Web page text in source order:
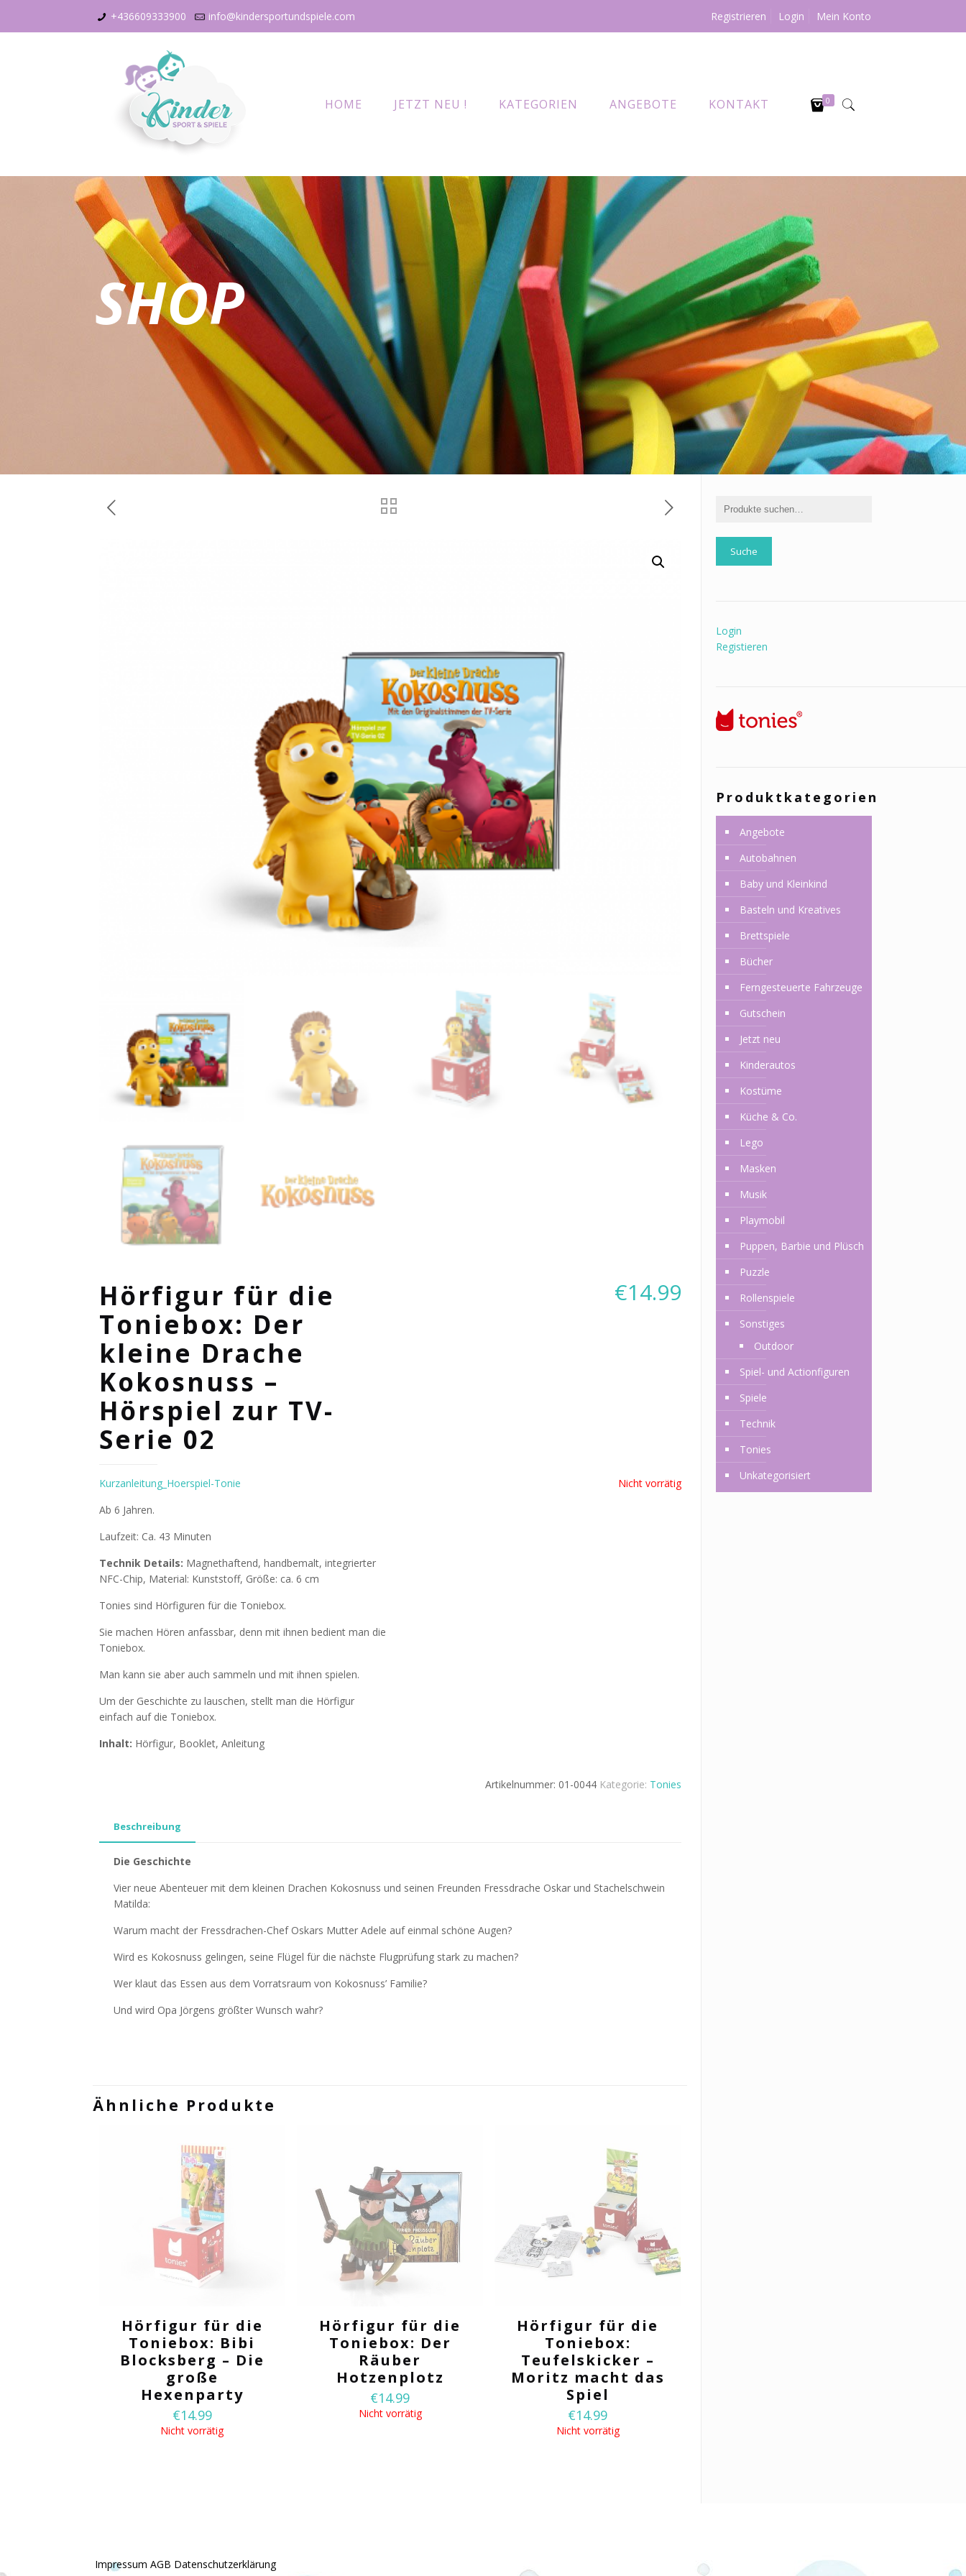
+436609333900 info@kindersportundspiele.com Registrieren Login Mein Konto
HOME JETZT NEU ! KATEGORIEN ANGEBOTE KONTAKT 0
SHOP
Hörfigur für die
Toniebox: Der
kleine Drache
Kokosnuss –
Hörspiel zur TV-
Serie 02
€14.99
Kurzanleitung_Hoerspiel-Tonie
Ab 6 Jahren.
Laufzeit: Ca. 43 Minuten
Technik Details: Magnethaftend, handbemalt, integrierter
NFC-Chip, Material: Kunststoff, Größe: ca. 6 cm
Tonies sind Hörfiguren für die Toniebox.
Sie machen Hören anfassbar, denn mit ihnen bedient man die
Toniebox.
Man kann sie aber auch sammeln und mit ihnen spielen.
Um der Geschichte zu lauschen, stellt man die Hörfigur
einfach auf die Toniebox.
Inhalt: Hörfigur, Booklet, Anleitung
Nicht vorrätig
Artikelnummer: 01-0044 Kategorie: Tonies
Beschreibung
Die Geschichte
Vier neue Abenteuer mit dem kleinen Drachen Kokosnuss und seinen Freunden Fressdrache Oskar und Stachelschwein
Matilda:
Warum macht der Fressdrachen-Chef Oskars Mutter Adele auf einmal schöne Augen?
Wird es Kokosnuss gelingen, seine Flügel für die nächste Flugprüfung stark zu machen?
Wer klaut das Essen aus dem Vorratsraum von Kokosnuss’ Familie?
Und wird Opa Jörgens größter Wunsch wahr?
Ähnliche Produkte
Hörfigur für die
Toniebox: Bibi
Blocksberg – Die
große
Hexenparty
€14.99
Nicht vorrätig
Hörfigur für die
Toniebox: Der
Räuber
Hotzenplotz
€14.99
Nicht vorrätig
Hörfigur für die
Toniebox:
Teufelskicker –
Moritz macht das
Spiel
€14.99
Nicht vorrätig
Suche
Login
Registieren
Produktkategorien
Angebote
Autobahnen
Baby und Kleinkind
Basteln und Kreatives
Brettspiele
Bücher
Ferngesteuerte Fahrzeuge
Gutschein
Jetzt neu
Kinderautos
Kostüme
Küche & Co.
Lego
Masken
Musik
Playmobil
Puppen, Barbie und Plüsch
Puzzle
Rollenspiele
Sonstiges
Outdoor
Spiel- und Actionfiguren
Spiele
Technik
Tonies
Unkategorisiert
Impressum AGB Datenschutzerklärung